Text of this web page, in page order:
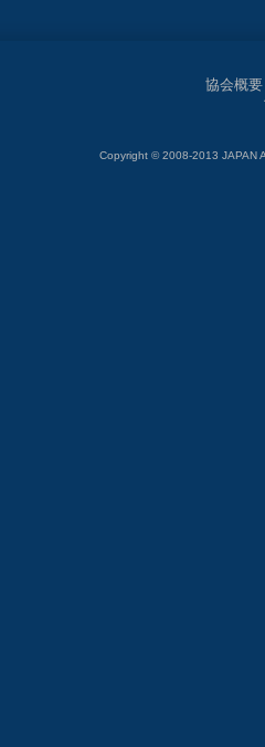
協会概要
Copyright © 2008-2013 JAPAN